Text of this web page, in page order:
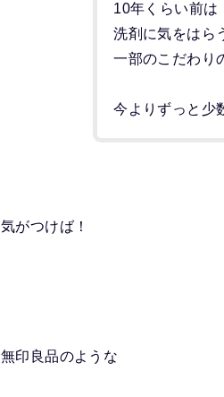
10年くらい前は
洗剤に気をはら
一部のこだわり
今よりずっと少
気がつけば！
無印良品のような